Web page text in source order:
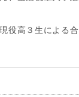
役高３生による